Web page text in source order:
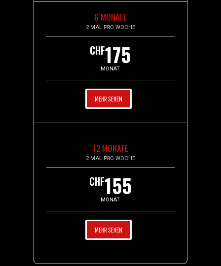
6 MONATE
2 MAL PRO WOCHE
CHF175
MONAT
MEHR SEHEN
12 MONATE
2 MAL PRO WOCHE
CHF155
MONAT
MEHR SEHEN